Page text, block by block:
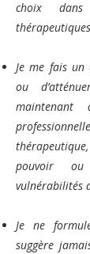
choix
Je me fais un
ou
pouvoir
vulnérabilités
Je ne
suggère